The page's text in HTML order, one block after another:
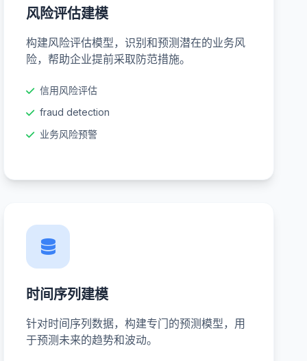
风险评估建模
构建风险评估模型，识别和预测潜在的业务风
险，帮助企业提前采取防范措施。
信用风险评估
fraud detection
业务风险预警
时间序列建模
针对时间序列数据，构建专门的预测模型，用
于预测未来的趋势和波动。